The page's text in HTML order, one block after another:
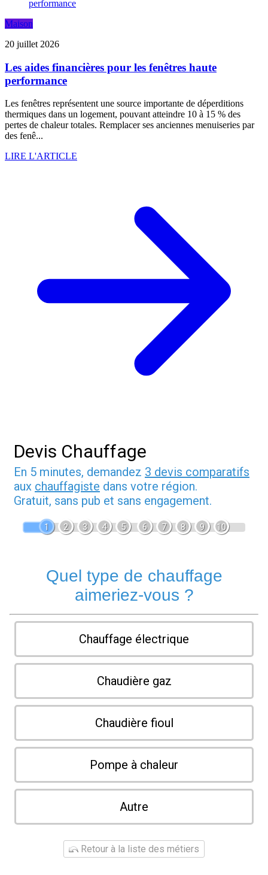
Maison
20 juillet 2026
Les aides financières pour les fenêtres haute
performance
Les fenêtres représentent une source importante de déperditions
thermiques dans un logement, pouvant atteindre 10 à 15 % des
pertes de chaleur totales. Remplacer ses anciennes menuiseries par
des fenê...
LIRE L'ARTICLE
Devis Chauffage
En 5 minutes, demandez 3 devis comparatifs
aux chauffagiste dans votre région.
Gratuit, sans pub et sans engagement.
1 2 3 4 5 6 7 8 9 10
Quel type de chauffage
aimeriez-vous ?
Chauffage électrique
Chaudière gaz
Chaudière fioul
Pompe à chaleur
Autre
Retour à la liste des métiers